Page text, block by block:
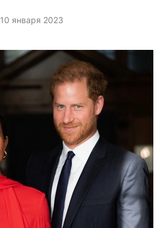
10 января 2023